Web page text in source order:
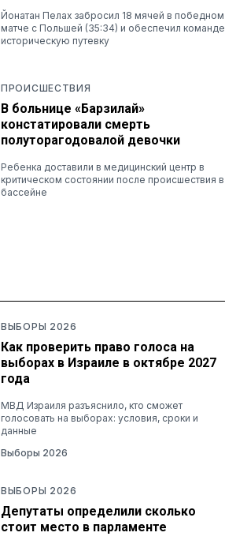
Йонатан Пелах забросил 18 мячей в победном
матче с Польшей (35:34) и обеспечил команде
историческую путевку
ПРОИСШЕСТВИЯ
В больнице «Барзилай»
констатировали смерть
полуторагодовалой девочки
Ребенка доставили в медицинский центр в
критическом состоянии после происшествия в
бассейне
ВЫБОРЫ 2026
Как проверить право голоса на
выборах в Израиле в октябре 2027
года
МВД Израиля разъяснило, кто сможет
голосовать на выборах: условия, сроки и
данные
Выборы 2026
ВЫБОРЫ 2026
Депутаты определили сколько
стоит место в парламенте